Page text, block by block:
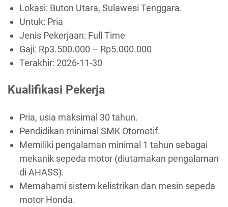
Lokasi: Buton Utara, Sulawesi Tenggara.
Untuk: Pria
Jenis Pekerjaan: Full Time
Gaji: Rp3.500.000 – Rp5.000.000
Terakhir: 2026-11-30
Kualifikasi Pekerja
Pria, usia maksimal 30 tahun.
Pendidikan minimal SMK Otomotif.
Memiliki pengalaman minimal 1 tahun sebagai
mekanik sepeda motor (diutamakan pengalaman
di AHASS).
Memahami sistem kelistrikan dan mesin sepeda
motor Honda.